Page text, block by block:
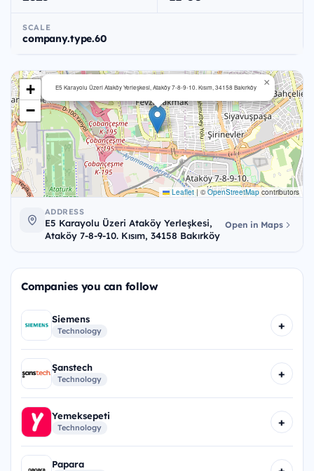
SCALE
company.type.60
E5 Karayolu Üzeri Ataköy Yerleşkesi, Ataköy 7-8-9-10. Kısım, 34158 Bakırköy ×
+
−
Leaflet |© OpenStreetMap contributors
ADDRESS
E5 Karayolu Üzeri Ataköy Yerleşkesi,
Ataköy 7-8-9-10. Kısım, 34158 Bakırköy
Open in Maps
Companies you can follow
Siemens
Technology +
Şanstech
Technology +
Yemeksepeti
Technology +
Papara